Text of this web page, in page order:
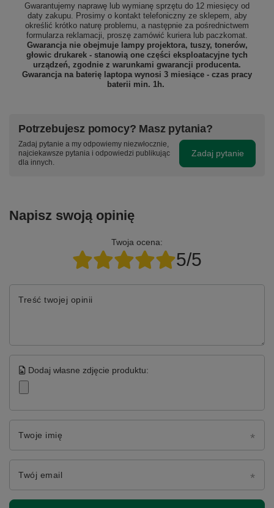
Gwarantujemy naprawę lub wymianę sprzętu do 12 miesięcy od
daty zakupu. Prosimy o kontakt telefoniczny ze sklepem, aby
określić krótko naturę problemu, a następnie za pośrednictwem
formularza reklamacji, proszę zamówić kuriera lub paczkomat.
Gwarancja nie obejmuje lampy projektora, tuszy, tonerów,
głowic drukarek - stanowią one części eksploatacyjne tych
urządzeń, zgodnie z warunkami gwarancji producenta.
Gwarancja na baterię laptopa wynosi 3 miesiące - czas pracy
baterii min. 1h.
Potrzebujesz pomocy? Masz pytania?
Zadaj pytanie a my odpowiemy niezwłocznie,
najciekawsze pytania i odpowiedzi publikując
dla innych.
Zadaj pytanie
Napisz swoją opinię
Twoja ocena:
5/5
Treść twojej opinii
Dodaj własne zdjęcie produktu:
Twoje imię
Twój email